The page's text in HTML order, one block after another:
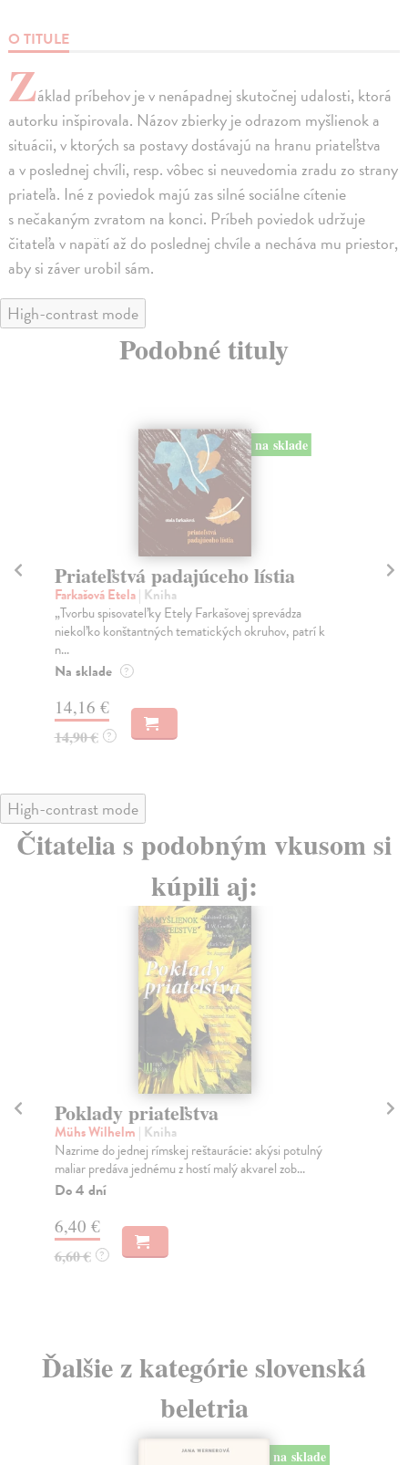
O TITULE
Základ príbehov je v nenápadnej skutočnej udalosti, ktorá
autorku inšpirovala. Názov zbierky je odrazom myšlienok a
situácii, v ktorých sa postavy dostávajú na hranu priateľstva
a v poslednej chvíli, resp. vôbec si neuvedomia zradu zo strany
priateľa. Iné z poviedok majú zas silné sociálne cítenie
s nečakaným zvratom na konci. Príbeh poviedok udržuje
čitateľa v napätí až do poslednej chvíle a necháva mu priestor,
aby si záver urobil sám.
High-contrast mode
Podobné tituly
na sklade
Priateľstvá padajúceho lístia
Farkašová Etela| Kniha
„Tvorbu spisovateľky Etely Farkašovej sprevádza
niekoľko konštantných tematických okruhov, patrí k
n...
Na sklade ?
14,16 €
14,90 € ?
High-contrast mode
Čitatelia s podobným vkusom si
kúpili aj:
Poklady priateľstva
Mühs Wilhelm | Kniha
Nazrime do jednej rímskej reštaurácie: akýsi potulný
maliar predáva jednému z hostí malý akvarel zob...
Do 4 dní
6,40 €
6,60 € ?
Ďalšie z kategórie slovenská
beletria
na sklade